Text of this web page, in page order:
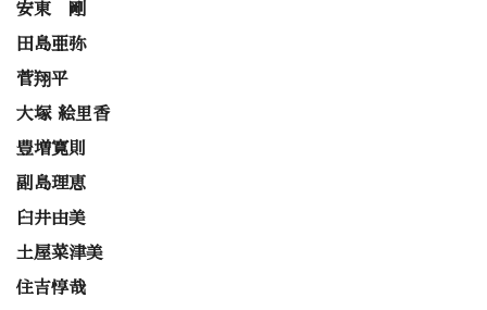
安東 剛
田島亜弥
菅翔平
大塚 絵里香
豊増寛則
副島理恵
臼井由美
土屋菜津美
住吉惇哉